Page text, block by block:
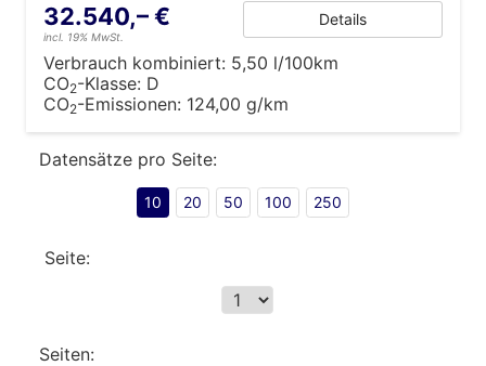
32.540,– €
incl. 19% MwSt.
Details
Verbrauch kombiniert: 5,50 l/100km
CO2-Klasse: D
CO2-Emissionen: 124,00 g/km
Datensätze pro Seite:
10 20 50 100 250
Seite:
Seiten: